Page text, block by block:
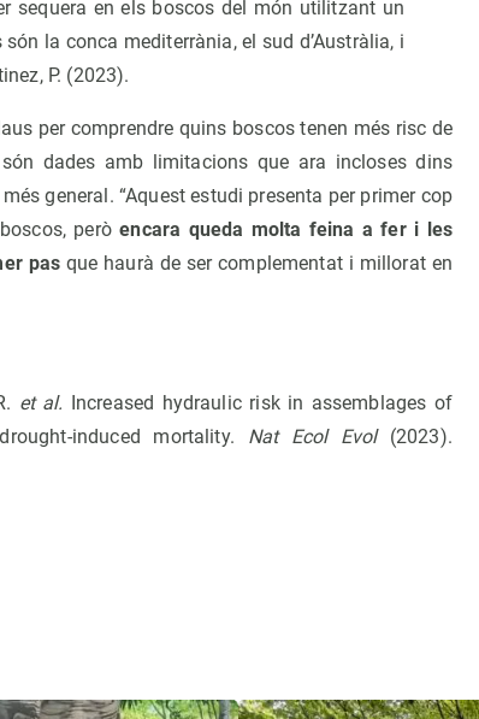
sequera en els boscos del món utilitzant un
la conca mediterrània, el sud d’Austràlia, i
P. (2023).
per comprendre quins boscos tenen més risc de
dades amb limitacions que ara incloses dins
general. “Aquest estudi presenta per primer cop
peròencara queda molta feina a fer i les
pas que haurà de ser complementat i millorat en
et al. Increased hydraulic risk in assemblages of
induced mortality. Nat Ecol Evol(2023).